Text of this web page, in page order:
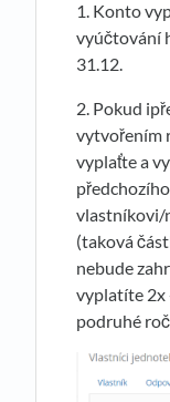
1. Konto
vyúčtování
31.12.
2. Pokud
vytvořením
vyplaťte a
vlastníkovi/
(taková
nebude
vyplatíte 2x
podruhé